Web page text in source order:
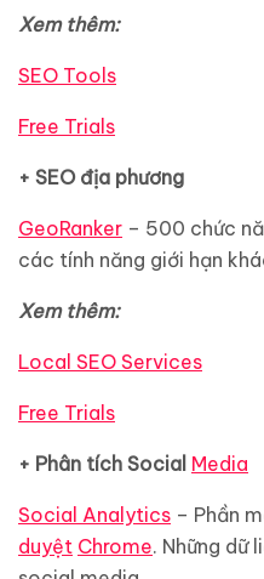
Xem thêm:
SEO Tools
Free Trials
+ SEO địa phương
GeoRanker – 500 chức
các tính năng giới hạn
Xem thêm:
Local SEO Services
Free Trials
+ Phân tích Social Media
Social Analytics – Phần
duyệt Chrome. Những dữ